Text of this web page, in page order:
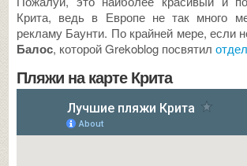
Крита, ведь в Европе не так много
рекламу Баунти. По крайней мере, если
Балос, которой Grekoblog посвятил
Пляжи на карте Крита